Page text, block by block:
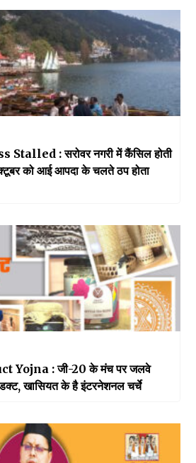
: सरोवर नगरी में कैंसिल होती
को आई आपदा के चलते ठप होता
Yojna : जी-20 के मंच पर जलवे
खासियत के है इंटरनेशनल चर्चे